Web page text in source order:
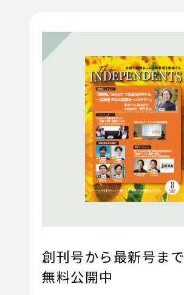
創刊号から最新号まで
無料公開中